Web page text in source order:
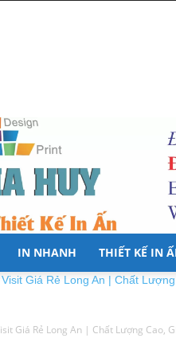
IN NHANH THIẾT KẾ IN
Giá Rẻ Long An | Chất
Giá Rẻ Long An | Chất Lượng Cao,